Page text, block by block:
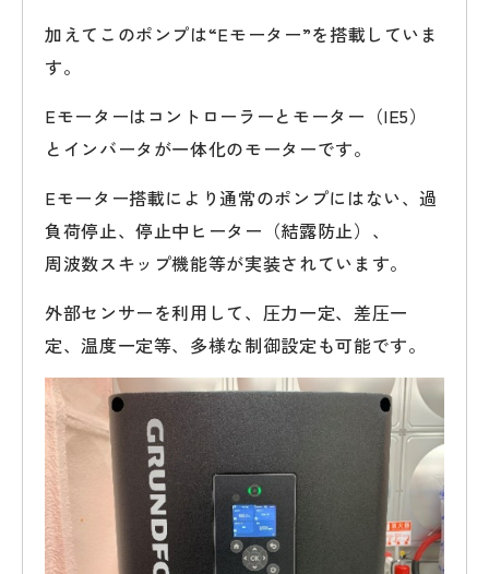
加えてこのポンプは“Eモーター”を搭載していま
す。
Eモーターはコントローラーとモーター（IE5）
とインバータが一体化のモーターです。
Eモーター搭載により通常のポンプにはない、過
負荷停止、停止中ヒーター（結露防止）、
周波数スキップ機能等が実装されています。
外部センサーを利用して、圧力一定、差圧一
定、温度一定等、多様な制御設定も可能です。